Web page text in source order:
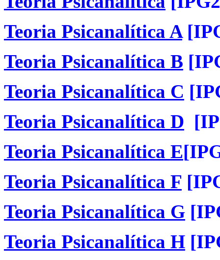
Teoria Psicanalítica A
Teoria Psicanalítica B
Teoria Psicanalítica C
Teoria Psicanalítica D
Teoria Psicanalítica E
Teoria Psicanalítica F
Teoria Psicanalítica G
Teoria Psicanalítica H